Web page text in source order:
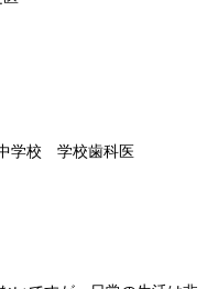
学校 学校歯科医